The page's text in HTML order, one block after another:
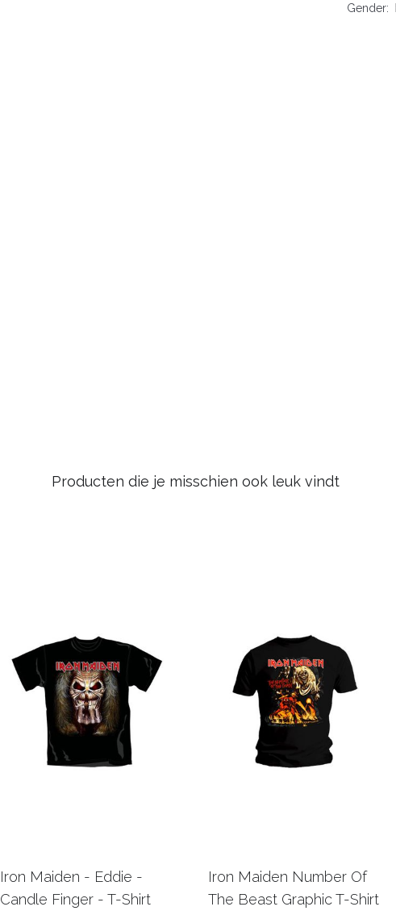
Gender
Producten die je misschien ook leuk vindt
Iron Maiden - Eddie -
Candle Finger - T-Shirt
Iron Maiden Number Of
The Beast Graphic T-Shirt